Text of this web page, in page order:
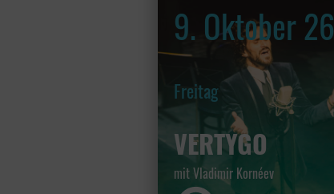
9. Oktober 26
Freitag
VERTYGO
mit Vladimir Kornéev